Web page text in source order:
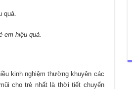
em hiệu quả.
kinh nghiệm thường khuyên các
cho trẻ nhất là thời tiết chuyển